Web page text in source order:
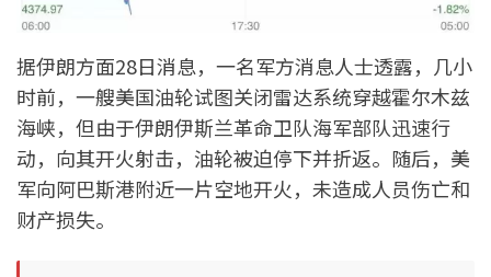
据伊朗方面28日消息，一名军方消息人士透露，几小
时前，一艘美国油轮试图关闭雷达系统穿越霍尔木兹
海峡，但由于伊朗伊斯兰革命卫队海军部队迅速行
动，向其开火射击，油轮被迫停下并折返。随后，美
军向阿巴斯港附近一片空地开火，未造成人员伤亡和
财产损失。